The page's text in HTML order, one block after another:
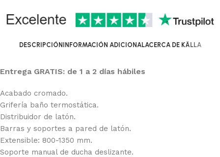
DESCRIPCIÓNINFORMACIÓN ADICIONALACERCA DE KÄLLA
Entrega GRATIS: de 1 a 2 días hábiles
Acabado cromado.
Grifería baño termostática.
Distribuidor de latón.
Barras y soportes a pared de latón.
Extensible: 800-1350 mm.
Soporte manual de ducha deslizante.